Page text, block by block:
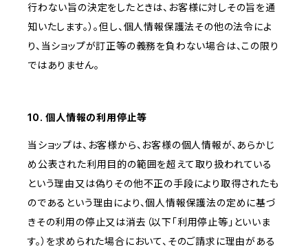
行わない旨の決定をしたときは、お客様に対しその旨を通
知いたします。）。但し、個人情報保護法その他の法令によ
り、当ショップが訂正等の義務を負わない場合は、この限り
ではありません。
10. 個人情報の利用停止等
当ショップは、お客様から、お客様の個人情報が、あらかじ
め公表された利用目的の範囲を超えて取り扱われている
という理由又は偽りその他不正の手段により取得されたも
のであるという理由により、個人情報保護法の定めに基づ
きその利用の停止又は消去（以下「利用停止等」といいま
す。）を求められた場合において、そのご請求に理由がある